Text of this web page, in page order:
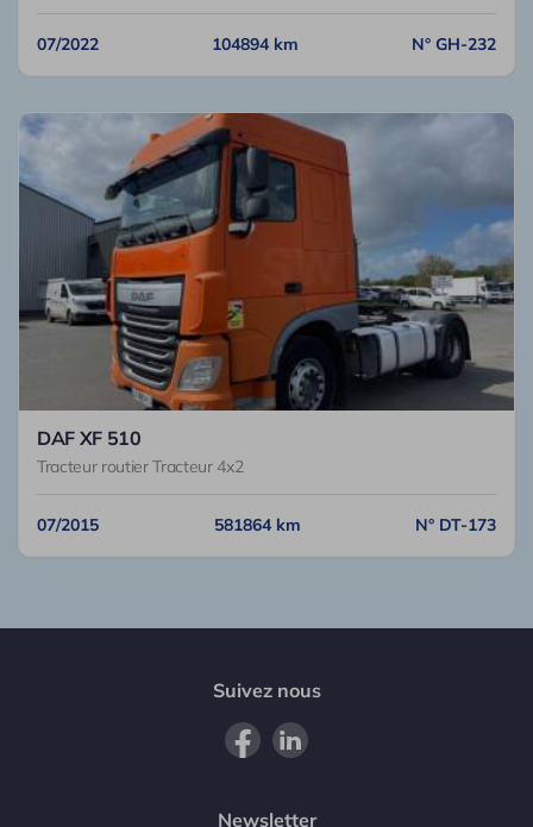
07/2022 104894 km N° GH-232
DAF XF 510
Tracteur routier Tracteur 4x2
07/2015 581864 km N° DT-173
Suivez nous
Newsletter